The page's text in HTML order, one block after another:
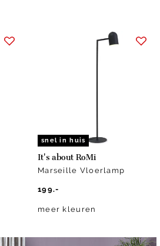
snel in huis
It's about RoMi
Marseille Vloerlamp
199.-
meer kleuren